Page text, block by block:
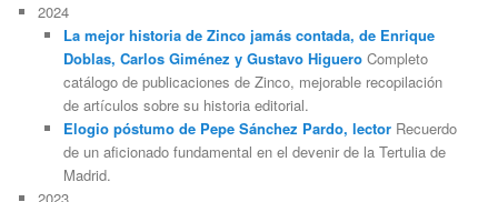
2024
La mejor historia de Zinco jamás contada, de Enrique
Doblas, Carlos Giménez y Gustavo HigueroCompleto
catálogo de publicaciones de Zinco, mejorable recopilación
de artículos sobre su historia editorial.
Elogio póstumo de Pepe Sánchez Pardo, lectorRecuerdo
de un aficionado fundamental en el devenir de la Tertulia de
Madrid.